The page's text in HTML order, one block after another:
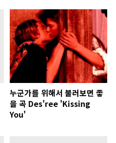
누군가를 위해서 불러보면 좋
을 곡 Des'ree 'Kissing
You'